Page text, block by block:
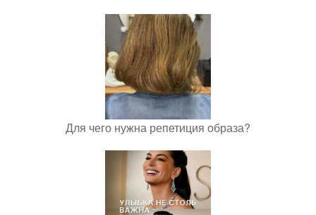
Для чего нужна репетиция образа?